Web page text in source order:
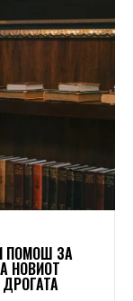
ПОМОШ ЗА
НОВИОТ